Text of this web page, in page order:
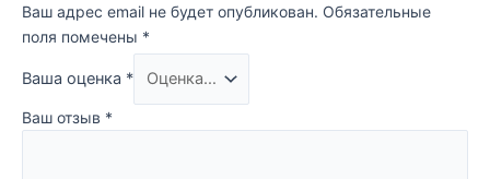
Ваш адрес email не будет опубликован. Обязательные
поля помечены *
Ваша оценка *
Ваш отзыв *